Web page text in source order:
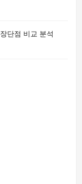
단점 비교 분석